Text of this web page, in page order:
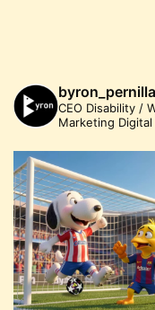
byron_pernilla
CEO Disability /
Marketing Digital